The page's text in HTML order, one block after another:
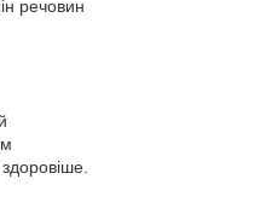
речовин